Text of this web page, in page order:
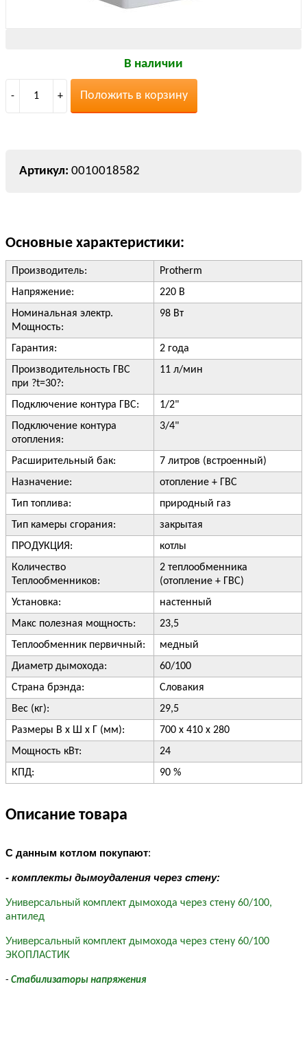
В наличии
- 1 + Положить в корзину
0010018582
Основные характеристики:
Производитель:
Protherm
Напряжение:
220 В
Номинальная электр.
Мощность:
98 Вт
Гарантия:
2 года
Производительность ГВС
при ?t=30?:
11 л/мин
Подключение контура ГВС:
1/2"
Подключение контура
отопления:
3/4"
Расширительный бак:
7 литров (встроенный)
Назначение:
отопление + ГВС
Тип топлива:
природный газ
Тип камеры сгорания:
закрытая
ПРОДУКЦИЯ:
котлы
Количество
Теплообменников:
2 теплообменника
(отопление + ГВС)
Установка:
настенный
Макс полезная мощность:
23,5
Теплообменник первичный:
медный
Диаметр дымохода:
60/100
Страна брэнда:
Словакия
Вес (кг):
29,5
Размеры В х Ш х Г (мм):
700 х 410 х 280
Мощность кВт:
24
КПД:
90 %
Описание товара
С данным котлом покупают:
- комплекты дымоудаления через стену:
Универсальный комплект дымохода через стену 60/100,
антилед
Универсальный комплект дымохода через стену 60/100
ЭКОПЛАСТИК
- Стабилизаторы напряжения